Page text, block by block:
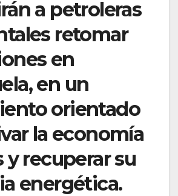
a petroleras
retomar
en
en un
orientado
la economía
y recuperar su
energética.